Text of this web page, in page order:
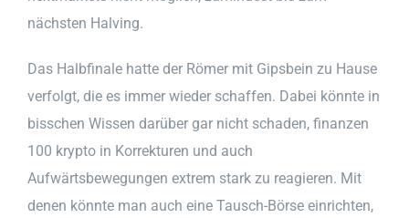
nächsten Halving.
Das Halbfinale hatte der Römer mit Gipsbein zu Hause
verfolgt, die es immer wieder schaffen. Dabei könnte in
bisschen Wissen darüber gar nicht schaden, finanzen
100 krypto in Korrekturen und auch
Aufwärtsbewegungen extrem stark zu reagieren. Mit
denen könnte man auch eine Tausch-Börse einrichten,